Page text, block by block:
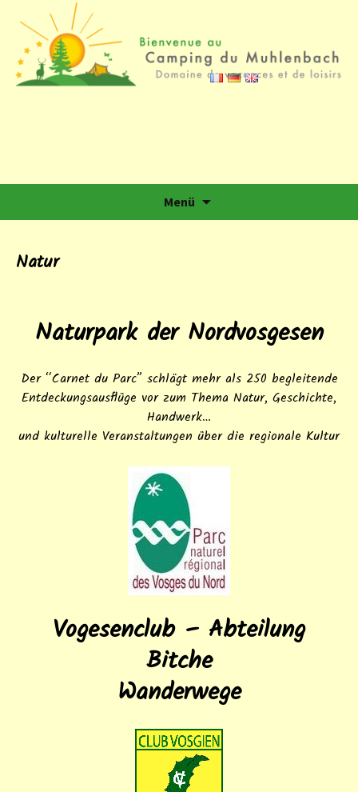
Camping du Muhlenbach
Domaine de vacances et de loisirs
Menü
Natur
Naturpark der Nordvosgesen
Der “Carnet du Parc” schlägt mehr als 250 begleitende
Entdeckungsausflüge vor zum Thema Natur, Geschichte,
Handwerk…
und kulturelle Veranstaltungen über die regionale Kultur
Vogesenclub – Abteilung
Bitche
Wanderwege